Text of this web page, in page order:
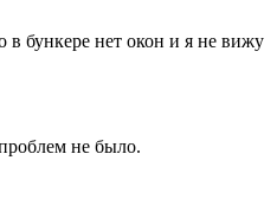
в бункере нет окон и я не вижу
не было.